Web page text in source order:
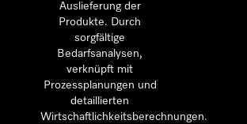
Auslieferung der
Produkte. Durch
sorgfältige
Bedarfsanalysen,
verknüpft mit
Prozessplanungen und
detaillierten
Wirtschaftlichkeitsberechnungen.